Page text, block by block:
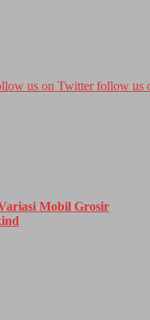
us on Twitter follow us
Mobil Grosir